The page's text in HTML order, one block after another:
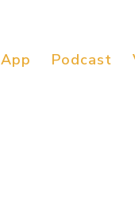
App Podcast